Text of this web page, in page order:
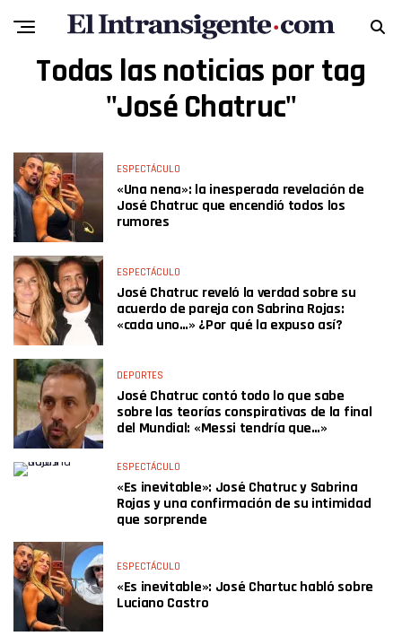
Todas las noticias por tag
"José Chatruc"
ESPECTÁCULO
«Una nena»: la inesperada revelación de
José Chatruc que encendió todos los
rumores
ESPECTÁCULO
José Chatruc reveló la verdad sobre su
acuerdo de pareja con Sabrina Rojas:
«cada uno…» ¿Por qué la expuso así?
DEPORTES
José Chatruc contó todo lo que sabe
sobre las teorías conspirativas de la final
del Mundial: «Messi tendría que…»
ESPECTÁCULO
«Es inevitable»: José Chatruc y Sabrina
Rojas y una confirmación de su intimidad
que sorprende
ESPECTÁCULO
«Es inevitable»: José Chartuc habló sobre
Luciano Castro